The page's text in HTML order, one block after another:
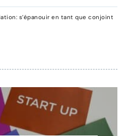
s’épanouir en tant que conjoint